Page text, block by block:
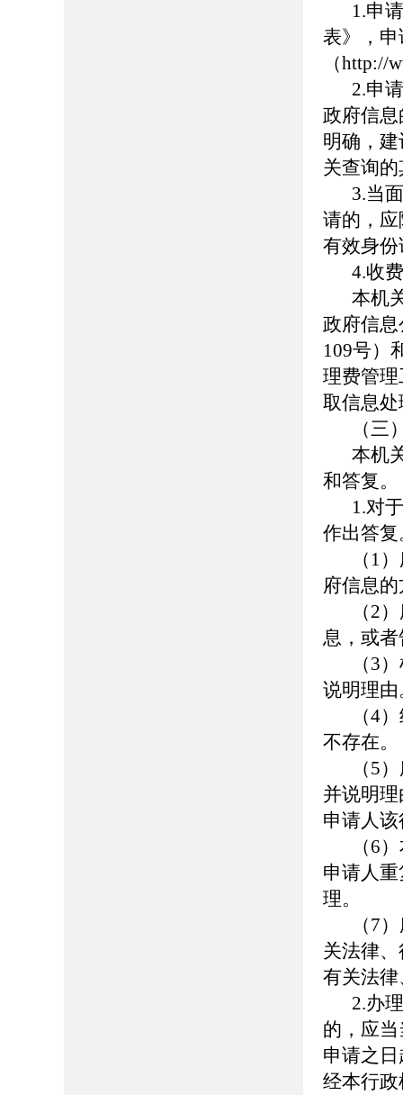
1.申
表》，
（http://
2.申
政府信
明确，
关查询
3.当
请的，
有效身
4.收
本机
政府信
109号）
理费管
取信息
（
本机
和答复。
1.对
作出答复
（1
府信息
（2
息，或
（3
说明理由
（4
不存在。
（5
并说明
申请人
（6
申请人
理。
（7
关法律
有关法
2.办
的，应
申请之
经本行